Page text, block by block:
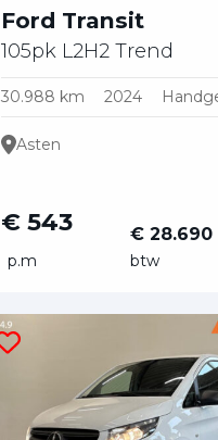
Ford Transit
105pk L2H2 Trend
30.988 km 2024
Asten
€ 543
p.m
€ 28.690
btw